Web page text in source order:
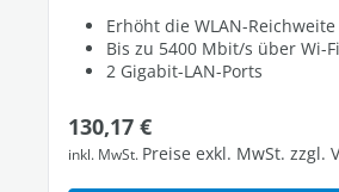
Erhöht die WLAN-Reichweite
Bis zu 5400 Mbit/s über Wi-
2 Gigabit-LAN-Ports
Regulärer Preis:
130,17 €
inkl. MwSt. Preise exkl. MwSt. zzgl.